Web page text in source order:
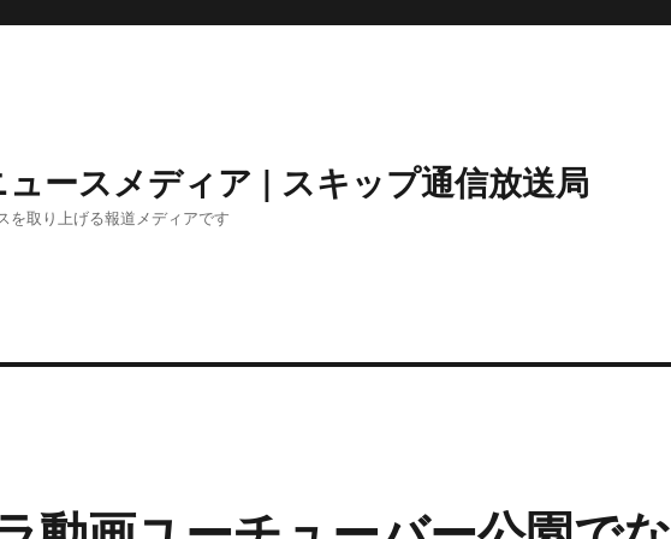
ースメディア | スキップ通信放送局
を取り上げる報道メディアです